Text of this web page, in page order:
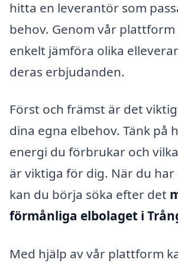
hitta en leverantör som
behov. Genom vår plattform
enkelt jämföra olika
deras erbjudanden.
Först och främst är det
dina egna elbehov. Tänk på
energi du förbrukar och
är viktiga för dig. När du har
kan du börja söka efter det
förmånliga elbolaget i
Med hjälp av vår plattform